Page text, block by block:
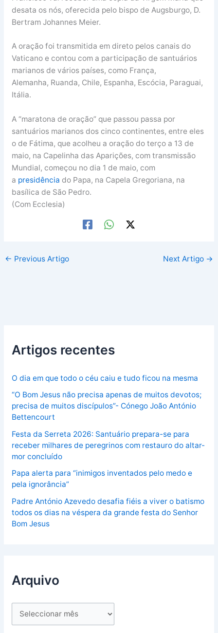
desata os nós, oferecida pelo bispo de Augsburgo, D.
Bertram Johannes Meier.
A oração foi transmitida em direto pelos canais do
Vaticano e contou com a participação de santuários
marianos de vários países, como França,
Alemanha, Ruanda, Chile, Espanha, Escócia, Paraguai,
Itália.
A “maratona de oração” que passou passa por
santuários marianos dos cinco continentes, entre eles
o de Fátima, que acolheu a oração do terço a 13 de
maio, na Capelinha das Aparições, com transmissão
Mundial, começou no dia 1 de maio, com
a presidência do Papa, na Capela Gregoriana, na
basílica de São Pedro.
(Com Ecclesia)
← Previous Artigo Next Artigo →
Artigos recentes
O dia em que todo o céu caiu e tudo ficou na mesma
“O Bom Jesus não precisa apenas de muitos devotos;
precisa de muitos discípulos”- Cónego João António
Bettencourt
Festa da Serreta 2026: Santuário prepara-se para
receber milhares de peregrinos com restauro do altar-
mor concluído
Papa alerta para “inimigos inventados pelo medo e
pela ignorância”
Padre António Azevedo desafia fiéis a viver o batismo
todos os dias na véspera da grande festa do Senhor
Bom Jesus
Arquivo